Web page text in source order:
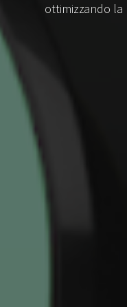
ottimizzando la